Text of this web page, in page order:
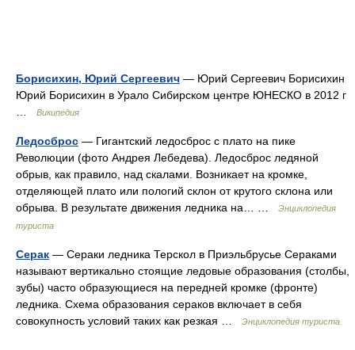
Борисихин, Юрий Сергеевич — Юрий Сергеевич Борисихин
Юрий Борисихин в Урало Сибирском центре ЮНЕСКО в 2012 г
Википедия
Ледосброс — Гигантский ледосброс с плато на пике
Революции (фото Андрея Лебедева). Ледосброс ледяной
обрыв, как правило, над скалами. Возникает на кромке,
отделяющей плато или пологий склон от крутого склона или
обрыва. В результате движения ледника на… …
Энциклопедия
туриста
Серак — Сераки ледника Терскол в Приэльбрусье Сераками
называют вертикально стоящие ледовые образования (столбы,
зубы) часто образующиеся на передней кромке (фронте)
ледника. Схема образования сераков включает в себя
совокупность условий таких как резкая …
Энциклопедия туриста